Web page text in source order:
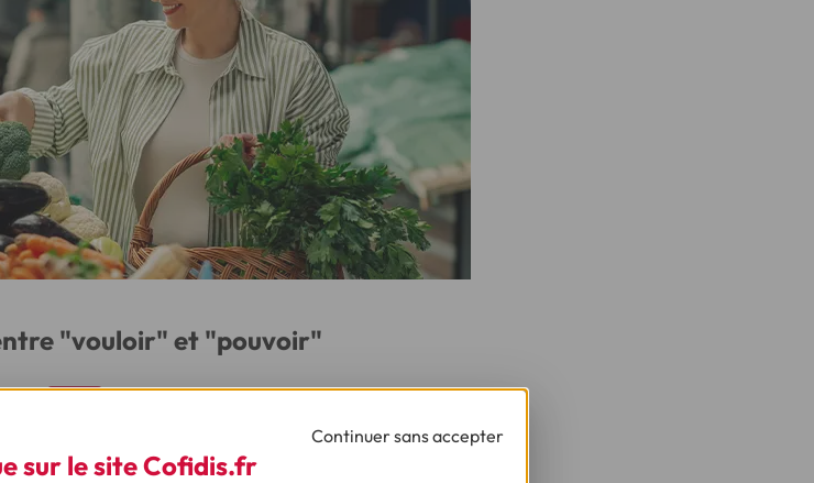
"vouloir" et "pouvoir"
sur 10, consommer mieux revient plus cher.
Continuer sans accepter
sur le site Cofidis.fr